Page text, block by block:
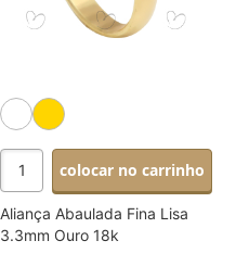
colocar no carrinho
Aliança Abaulada Fina Lisa
3.3mm Ouro 18k